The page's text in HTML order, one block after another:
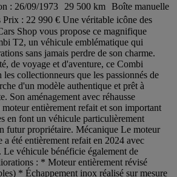
: 26/09/1973 29 500 km Boîte manuelle
: 22 990 € Une véritable icône des
Shop vous propose ce magnifique
T2, un véhicule emblématique qui
sans jamais perdre de son charme.
de voyage et d'aventure, ce Combi
les collectionneurs que les passionnés de
d'un modèle authentique et prêt à
Son aménagement avec réhausse
entièrement refait et son important
en font un véhicule particulièrement
futur propriétaire. Mécanique Le moteur
a été entièrement refait en 2024 avec
Le véhicule bénéficie également de
: * Moteur entièrement révisé
* Échappement inox réalisé sur mesure